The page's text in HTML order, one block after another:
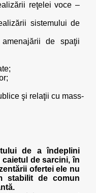
reţelei voce –
sistemului de
de spaţii
şi relaţii cu mass-
de a îndeplini
de sarcini, în
ofertei ele nu
stabilit de comun